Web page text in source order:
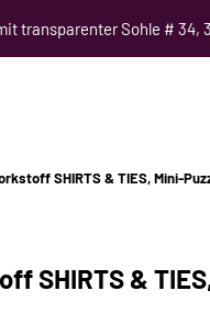
transparenter Sohle # 34,
SHIRTS & TIES, Mini-
SHIRTS &